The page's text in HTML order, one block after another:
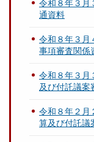
令和８年３
通資料
令和８年３
事項審査関係
令和８年３
及び付託議案
令和８年２
算及び付託議